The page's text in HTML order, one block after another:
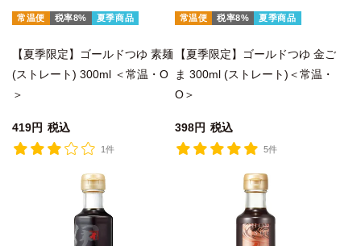
常温便 税率8% 夏季商品
【夏季限定】ゴールドつゆ 素麺
(ストレート) 300ml ＜常温・O
＞
419 税込
1件
常温便 税率8% 夏季商品
【夏季限定】ゴールドつゆ 金ご
ま 300ml (ストレート)＜常温・
O＞
398 税込
5件